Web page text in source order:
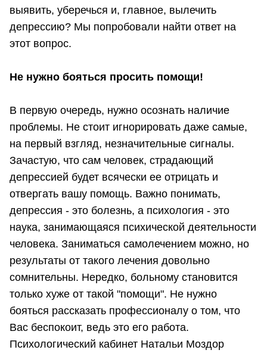
выявить, уберечься и, главное, вылечить
депрессию? Мы попробовали найти ответ на
этот вопрос.
Не нужно бояться просить помощи!
В первую очередь, нужно осознать наличие
проблемы. Не стоит игнорировать даже самые,
на первый взгляд, незначительные сигналы.
Зачастую, что сам человек, страдающий
депрессией будет всячески ее отрицать и
отвергать вашу помощь. Важно понимать,
депрессия - это болезнь, а психология - это
наука, занимающаяся психической деятельности
человека. Заниматься самолечением можно, но
результаты от такого лечения довольно
сомнительны. Нередко, больному становится
только хуже от такой "помощи". Не нужно
бояться рассказать профессионалу о том, что
Вас беспокоит, ведь это его работа.
Психологический кабинет Натальи Моздор